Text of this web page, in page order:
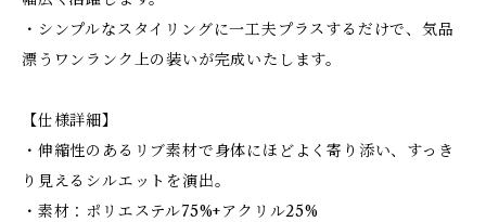
・シンプルなスタイリングに一工夫プラスするだけで、気品
漂うワンランク上の装いが完成いたします。
【仕様詳細】
・伸縮性のあるリブ素材で身体にほどよく寄り添い、すっき
り見えるシルエットを演出。
・素材：ポリエステル75%+アクリル25%